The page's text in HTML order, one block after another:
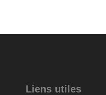
Liens utiles